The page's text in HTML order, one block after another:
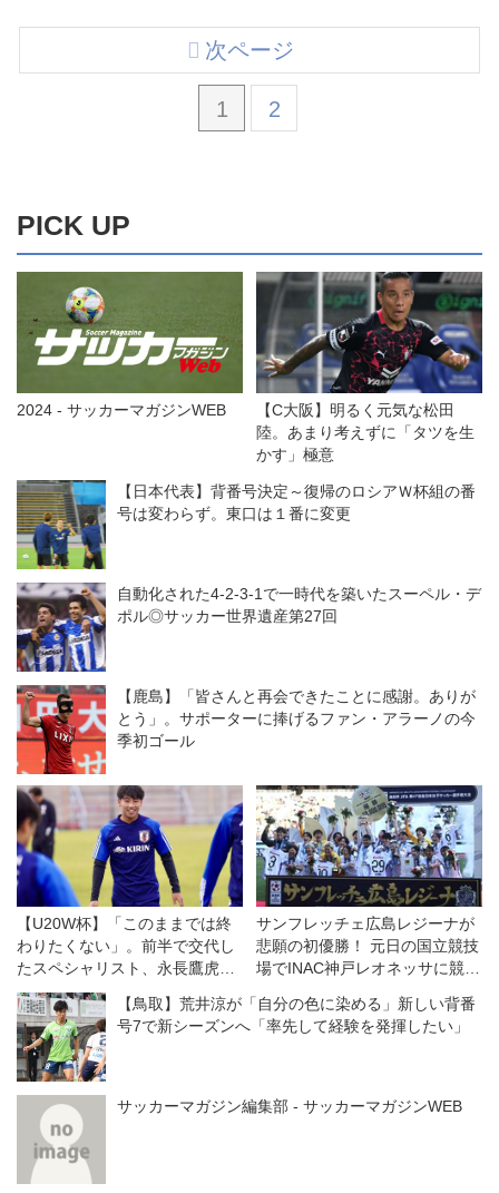
1 2
次ページ
PICK UP
2024 - サッカーマガジンWEB
【C大阪】明るく元気な松田
陸。あまり考えずに「タツを生
かす」極意
【日本代表】背番号決定～復帰のロシアＷ杯組の番
号は変わらず。東口は１番に変更
自動化された4-2-3-1で一時代を築いたスーペル・デ
ポル◎サッカー世界遺産第27回
【鹿島】「皆さんと再会できたことに感謝。ありが
とう」。サポーターに捧げるファン・アラーノの今
季初ゴール
【U20W杯】「このままでは終
わりたくない」。前半で交代し
たスペシャリスト、永長鷹虎が
感じた悔しさの価値
サンフレッチェ広島レジーナが
悲願の初優勝！ 元日の国立競技
場でINAC神戸レオネッサに競り
【鳥取】荒井涼が「自分の色に染める」新しい背番
号7で新シーズンへ「率先して経験を発揮したい」
サッカーマガジン編集部 - サッカーマガジンWEB